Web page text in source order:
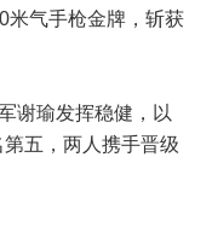
米气手枪金牌，斩获
谢瑜发挥稳健，以
五，两人携手晋级